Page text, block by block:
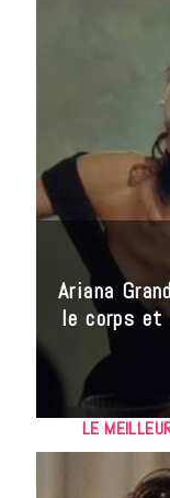
Ariana
le corps et
LE